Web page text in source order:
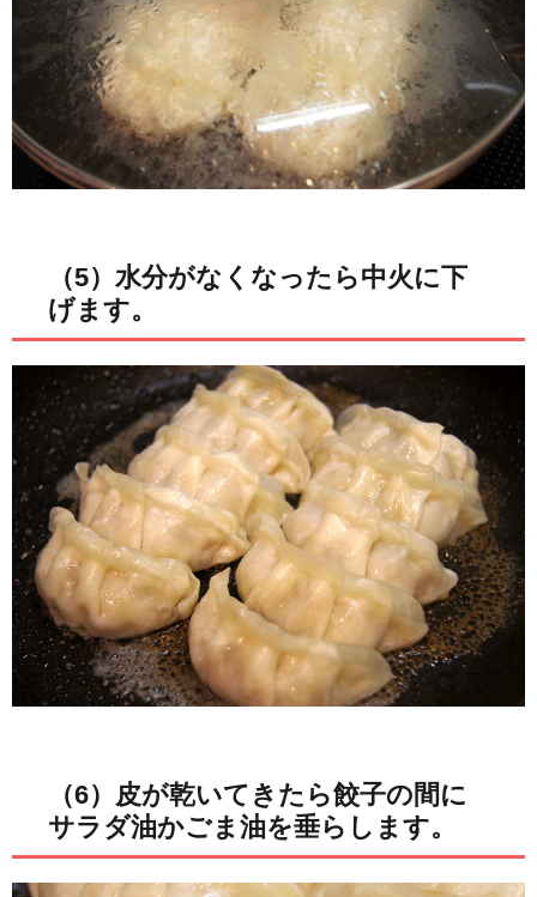
（5）水分がなくなったら中火に下
げます。
（6）皮が乾いてきたら餃子の間に
サラダ油かごま油を垂らします。